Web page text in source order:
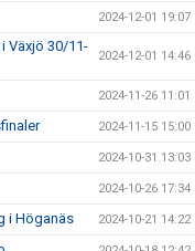
2024-12-01 19:07
Växjö 30/11-
2024-12-01 14:46
2024-11-26 11:01
2024-11-15 15:00
2024-10-31 13:03
2024-10-26 17:34
i Höganäs 2024-10-21 14:22